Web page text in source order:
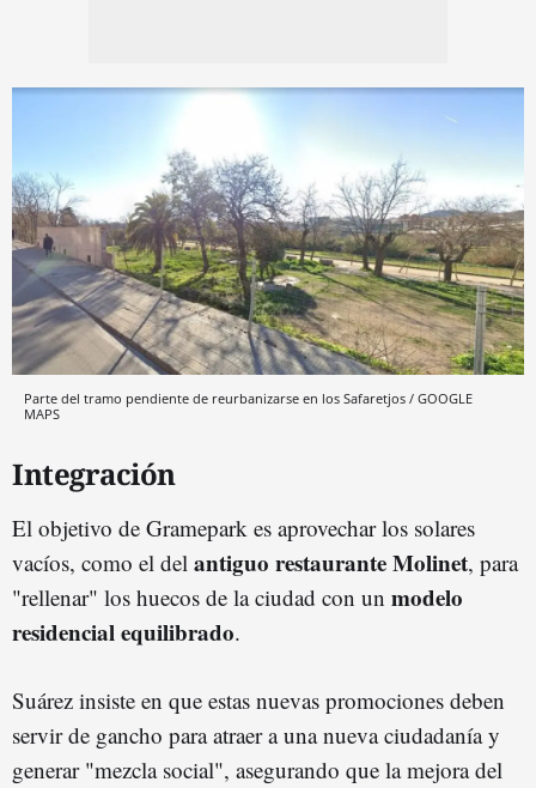
Parte del tramo pendiente de reurbanizarse en los Safaretjos / GOOGLE
MAPS
Integración
El objetivo de Gramepark es aprovechar los solares
vacíos, como el del antiguo restaurante Molinet, para
"rellenar" los huecos de la ciudad con un modelo
residencial equilibrado.
Suárez insiste en que estas nuevas promociones deben
servir de gancho para atraer a una nueva ciudadanía y
generar "mezcla social", asegurando que la mejora del